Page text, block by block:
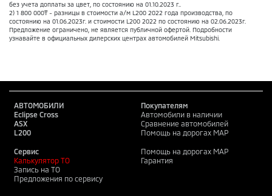
без учета доплаты за цвет, по состоянию на 01.10.2023 г..
2) 1 800 000₸ - разницы в стоимости а/м L200 2022 года производства, по
состоянию на 01.06.2023г. и стоимости L200 2022 по состоянию на 02.06.2023г.
Предложение ограничено, не является публичной офертой. Подробности
узнавайте в официальных дилерских центрах автомобилей Mitsubishi.
АВТОМОБИЛИ
Eclipse Cross
ASX
L200
Покупателям
Автомобили в наличии
Сравнение автомобилей
Помощь на дорогах MAP
Сервис
Калькулятор ТО
Запись на ТО
Предложения по сервису
Помощь на дорогах MAP
Гарантия